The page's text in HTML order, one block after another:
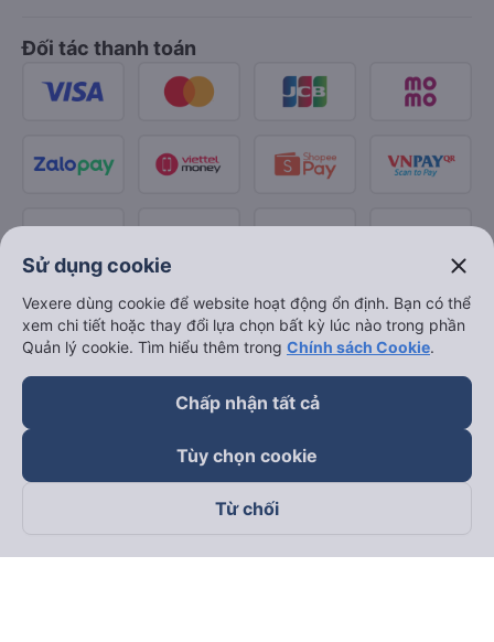
Đối tác thanh toán
Theo dõi chúng tôi trên
Sử dụng cookie close
Vexere dùng cookie để website hoạt động ổn định. Bạn có thể
xem chi tiết hoặc thay đổi lựa chọn bất kỳ lúc nào trong phần
Quản lý cookie. Tìm hiểu thêm trong Chính sách Cookie.
Chấp nhận tất cả
Tùy chọn cookie
Từ chối